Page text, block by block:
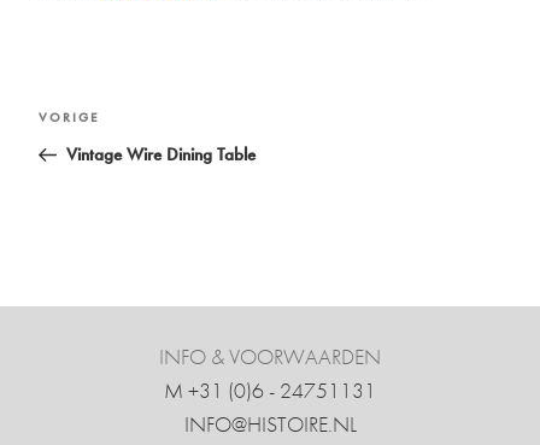
Bericht
navigatie
Vorig
bericht
VORIGE
Vintage Wire Dining Table
INFO & VOORWAARDEN
M +31 ‍(0)6 - 24751131
INFO@HISTOIRE.NL